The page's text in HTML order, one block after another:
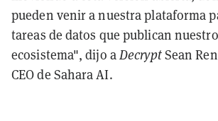
pueden venir a nuestra plataforma
tareas de datos que publican
ecosistema", dijo aDecryptSean
CEO de Sahara AI.